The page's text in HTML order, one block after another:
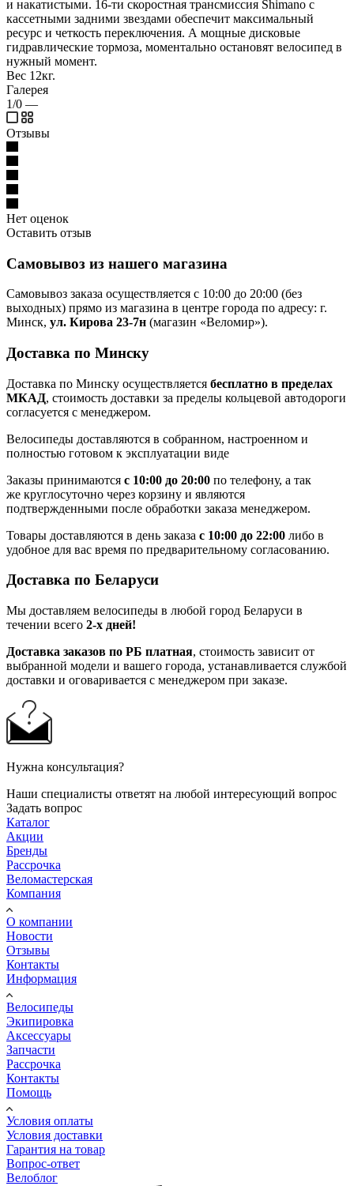
и накатистыми. 16-ти скоростная трансмиссия Shimano с
кассетными задними звездами обеспечит максимальный
ресурс и четкость переключения. А мощные дисковые
гидравлические тормоза, моментально остановят велосипед в
нужный момент.
Вес 12кг.
Галерея
1/0 —
Отзывы
Нет оценок
Оставить отзыв
Самовывоз из нашего магазина
Самовывоз заказа осуществляется с 10:00 до 20:00 (без
выходных) прямо из магазина в центре города по адресу: г.
Минск, ул. Кирова 23-7н (магазин «Веломир»).
Доставка по Минску
Доставка по Минску осуществляется бесплатно в пределах
МКАД, стоимость доставки за пределы кольцевой автодороги
согласуется с менеджером.
Велосипеды доставляются в собранном, настроенном и
полностью готовом к эксплуатации виде
Заказы принимаются с 10:00 до 20:00 по телефону, а так
же круглосуточно через корзину и являются
подтвержденными после обработки заказа менеджером.
Товары доставляются в день заказа с 10:00 до 22:00 либо в
удобное для вас время по предварительному согласованию.
Доставка по Беларуси
Мы доставляем велосипеды в любой город Беларуси в
течении всего 2-х дней!
Доставка заказов по РБ платная, стоимость зависит от
выбранной модели и вашего города, устанавливается службой
доставки и оговаривается с менеджером при заказе.
Нужна консультация?
Наши специалисты ответят на любой интересующий вопрос
Задать вопрос
Каталог
Акции
Бренды
Рассрочка
Веломастерская
Компания
О компании
Новости
Отзывы
Контакты
Информация
Велосипеды
Экипировка
Аксессуары
Запчасти
Рассрочка
Контакты
Помощь
Условия оплаты
Условия доставки
Гарантия на товар
Вопрос-ответ
Велоблог